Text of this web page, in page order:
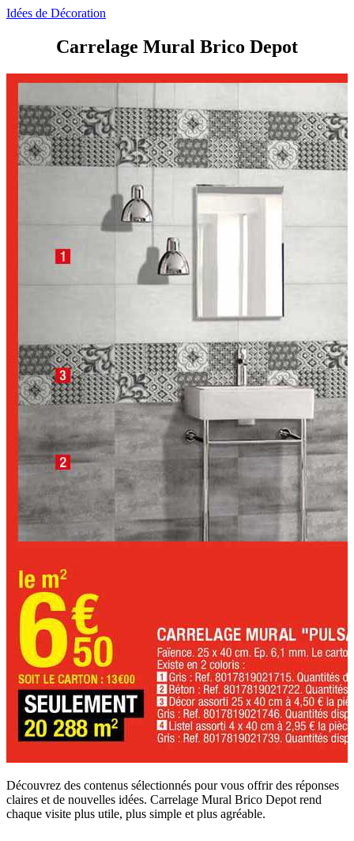
Idées de Décoration
Carrelage Mural Brico Depot
Découvrez des contenus sélectionnés pour vous offrir des réponses
claires et de nouvelles idées. Carrelage Mural Brico Depot rend
chaque visite plus utile, plus simple et plus agréable.